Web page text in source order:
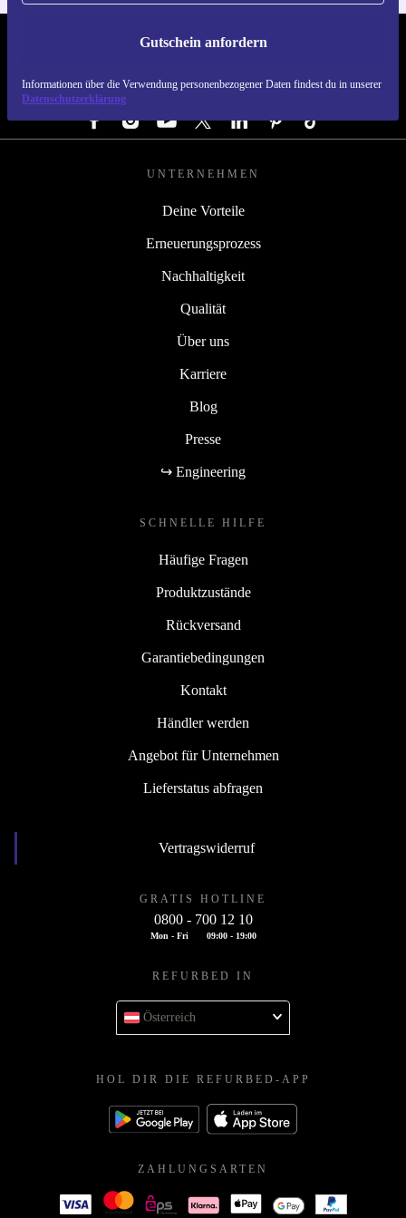
Gutschein anfordern
Informationen über die Verwendung personenbezogener Daten findest du in unserer
Datenschutzerklärung
REFURBED ÖSTERREICH - RETHINK NEW.
FOLGE UNS
UNTERNEHMEN
Deine Vorteile
Erneuerungsprozess
Nachhaltigkeit
Qualität
Über uns
Karriere
Blog
Presse
↪ Engineering
SCHNELLE HILFE
Häufige Fragen
Produktzustände
Rückversand
Garantiebedingungen
Kontakt
Händler werden
Angebot für Unternehmen
Lieferstatus abfragen
Vertragswiderruf
GRATIS HOTLINE
0800 - 700 12 10
Mon - Fri 09:00 - 19:00
REFURBED IN
Österreich
HOL DIR DIE REFURBED-APP
ZAHLUNGSARTEN